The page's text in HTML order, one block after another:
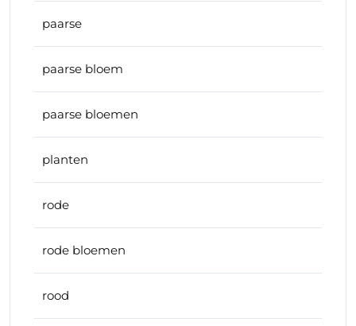
paarse
paarse bloem
paarse bloemen
planten
rode
rode bloemen
rood